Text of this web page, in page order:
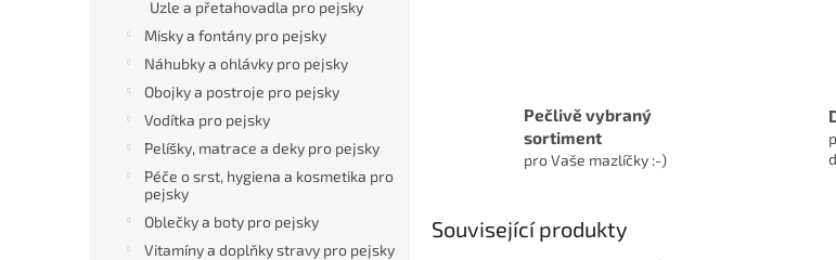
Uzle a přetahovadla pro pejsky
Misky a fontány pro pejsky
Náhubky a ohlávky pro pejsky
Obojky a postroje pro pejsky
Vodítka pro pejsky
Pelíšky, matrace a deky pro pejsky
Péče o srst, hygiena a kosmetika pro
pejsky
Oblečky a boty pro pejsky
Vitamíny a doplňky stravy pro pejsky
Pečlivě vybraný
sortiment
pro Vaše mazlíčky :-)
Související produkty